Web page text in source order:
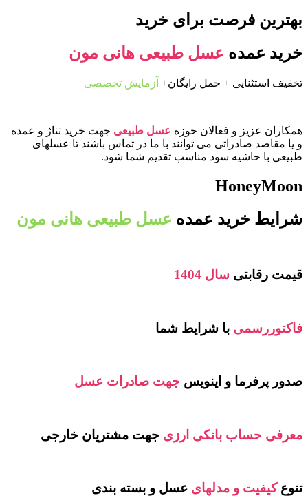
بهترین فرصت برای خرید
خرید عمده عسل طبیعی هانی مون
تخفیف استثنایی + حمل رایگان+ آزمایش تخصصی
همکاران عزیز و فعالان حوزه عسل طبیعی جهت خرید تناژ و عمده
و یا مقاصد صادراتی می توانند با ما در تماس باشند تا عسلهای
طبیعی با حاشیه سود مناسب تقدیم شما شود.
HoneyMoon
شرایط خرید عمده عسل طبیعی هانی مون
قیمت رقابتی سال 1404
فاکتوررسمی با شرایط شما
صدور پرفرما و اینویس جهت صادرات عسل
معرفی حساب بانکی ارزی جهت مشتریان خارجی
تنوعکیفیت و مدلهای عسل و بسته بندی